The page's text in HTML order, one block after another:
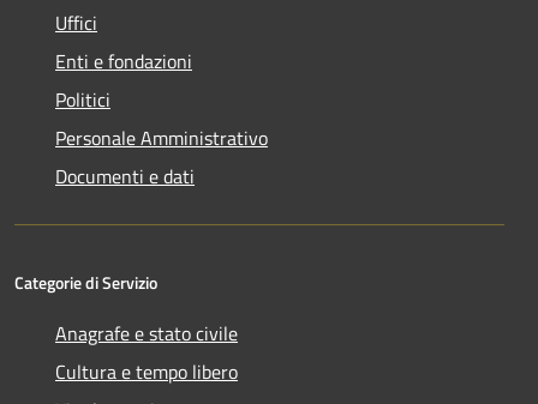
Uffici
Enti e fondazioni
Politici
Personale Amministrativo
Documenti e dati
Categorie di Servizio
Anagrafe e stato civile
Cultura e tempo libero